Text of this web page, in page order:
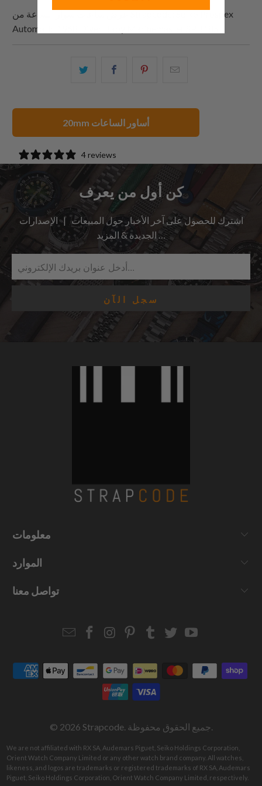
عرض ساعات سوار الساعة منStrapcode: Seiko Prospex
Automatic 1968 Diver Baby Marinemaster SPB185
شارك
شارك
شارك
20mm أساور الساعات
4 reviews
كن أول من يعرف
اشترك للحصول على آخر الأخبار حول المبيعات | الإصدارات
الجديدة & المزيد …
معلومات
الموارد
تواصل معنا
EmailStrapcode
Facebook
Strapcode
Instagram
Strapcode
Pinterest
Strapcode
Tumblr
Strapcode
TwitterYouTube
© 2026 Strapcode
We are not affiliated with RX SA, Audemars Piguet, Seiko Holdings Corporation,
Orient Watch Company Limited or any other watch brand company. All watches,
likeness, and logos are trademarks or registered trademarks of RX SA, Audemars
Piguet, Seiko Holdings Corporation, Orient Watch Company Limited, respectively.